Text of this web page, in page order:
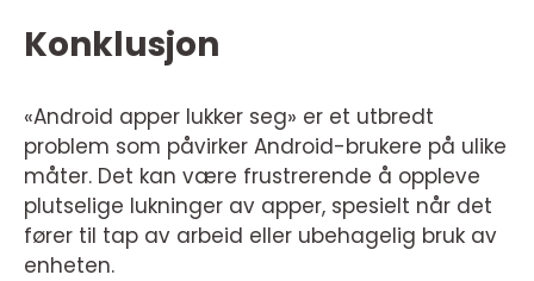
Konklusjon
«Android apper lukker seg» er et utbredt
problem som påvirker Android-brukere på ulike
måter. Det kan være frustrerende å oppleve
plutselige lukninger av apper, spesielt når det
fører til tap av arbeid eller ubehagelig bruk av
enheten.